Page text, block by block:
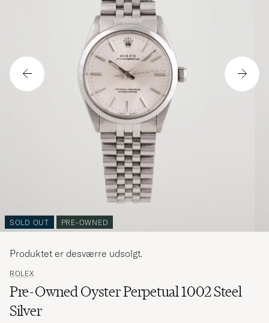
SOLD OUT PRE-OWNED
ROLEX
Pre-Owned Oyster Perpetual 1002 Steel
Silver
Produktet er desværre udsolgt.